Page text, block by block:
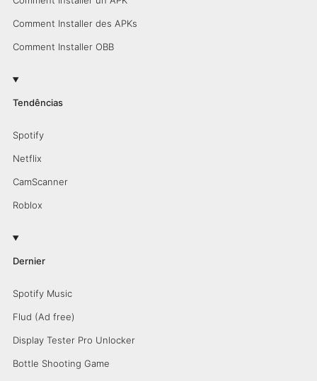
Comment Installer des APKs
Comment Installer OBB
Tendências
Spotify
Netflix
CamScanner
Roblox
Dernier
Spotify Music
Flud (Ad free)
Display Tester Pro Unlocker
Bottle Shooting Game